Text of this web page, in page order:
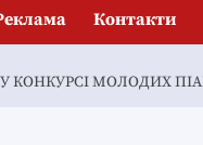
Контакти
МОЛОДИХ